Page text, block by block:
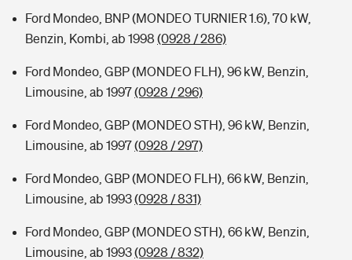
Tools
Kinderunfall-Check: Mehr Sicherheit für deine Kids
Sie haben Fragen?
Ford Mondeo, BNP (MONDEO TURNIER 1.6), 70 kW,
Benzin, Kombi, ab 1998 (0928 / 286)
Ford Mondeo, GBP (MONDEO FLH), 96 kW, Benzin,
Limousine, ab 1997(0928 / 296)
Ford Mondeo, GBP (MONDEO STH), 96 kW, Benzin,
Limousine, ab 1997(0928 / 297)
Ford Mondeo, GBP (MONDEO FLH), 66 kW, Benzin,
Limousine, ab 1993(0928 / 831)
Ford Mondeo, GBP (MONDEO STH), 66 kW, Benzin,
Limousine, ab 1993(0928 / 832)